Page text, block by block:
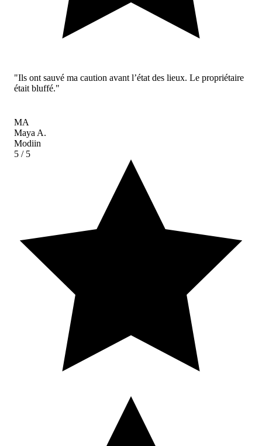
"Ils ont sauvé ma caution avant l’état des lieux. Le propriétaire
était bluffé."
MA
Maya A.
Modiin
5 / 5